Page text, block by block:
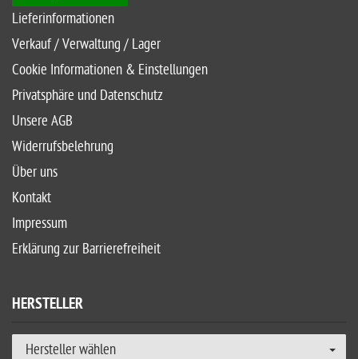
Lieferinformationen
Verkauf / Verwaltung / Lager
Cookie Informationen & Einstellungen
Privatsphäre und Datenschutz
Unsere AGB
Widerrufsbelehrung
Über uns
Kontakt
Impressum
Erklärung zur Barrierefreiheit
HERSTELLER
Hersteller wählen